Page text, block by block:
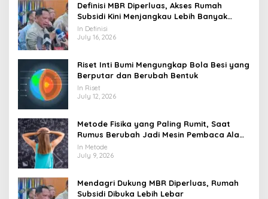
Definisi MBR Diperluas, Akses Rumah
Subsidi Kini Menjangkau Lebih Banyak
Warga
In Definisi
July 16, 2026
Riset Inti Bumi Mengungkap Bola Besi yang
Berputar dan Berubah Bentuk
In Riset
July 12, 2026
Metode Fisika yang Paling Rumit, Saat
Rumus Berubah Jadi Mesin Pembaca Alam
Semesta
In Metode
July 9, 2026
Mendagri Dukung MBR Diperluas, Rumah
Subsidi Dibuka Lebih Lebar